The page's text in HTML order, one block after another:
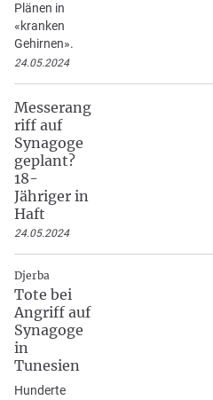
Plänen in
«kranken
Gehirnen».
24.05.2024
Messerang
riff auf
Synagoge
geplant?
18-
Jähriger in
Haft
24.05.2024
Djerba
Tote bei
Angriff auf
Synagoge
in
Tunesien
Hunderte